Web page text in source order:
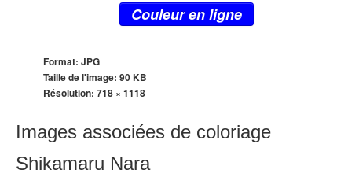
Couleur en ligne
Format: JPG
Taille de l'image: 90 KB
Résolution: 718 × 1118
Images associées de coloriage
Shikamaru Nara